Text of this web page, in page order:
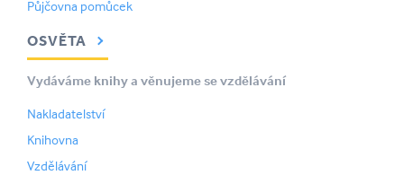
Půjčovna pomůcek
OSVĚTA
Vydáváme knihy a věnujeme se vzdělávání
Nakladatelství
Knihovna
Vzdělávání